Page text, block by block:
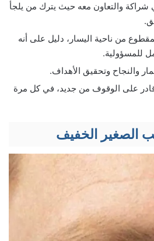
والتعاون معه حيث يترك من يلجأ
من ناحية اليسار، دليل على أنه
للمسؤولية.
والنجاح وتحقيق الأهداف.
على الوقوف من جديد، في كل مرة
الصغير الخفيف